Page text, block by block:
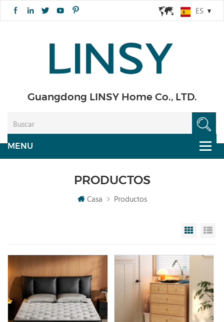
ES
Guangdong LINSY Home Co., LTD.
PRODUCTOS
Casa Productos
Grid